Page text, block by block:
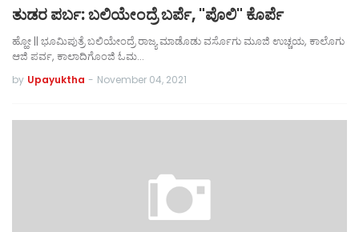
ತುಡರ ಪರ್ಬ: ಬಲಿಯೇಂದ್ರೆ ಬರ್ಪೆ, "ಪೊಲಿ" ಕೊರ್ಪೆ
ಹ್ಹೋ || ಭೂಮಿಪುತ್ರೆ ಬಲಿಯೇಂದ್ರೆ ರಾಜ್ಯ ಮಾಡೊಡು ವರ್ಸೊಗು ಮೂಜಿ ಉಚ್ಚಯ, ಕಾಲೊಗು
ಆಜಿ ಪರ್ವ, ಕಾಲಾದಿಗೊಂಜಿ ಓಮ…
by Upayuktha - November 04, 2021